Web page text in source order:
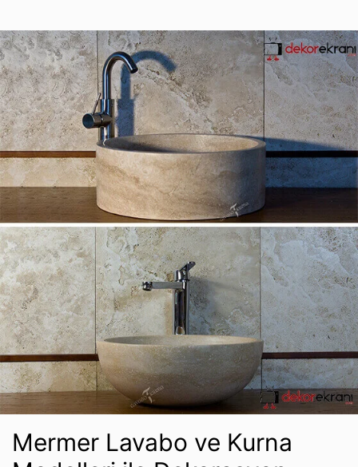
Mermer Lavabo ve Kurna